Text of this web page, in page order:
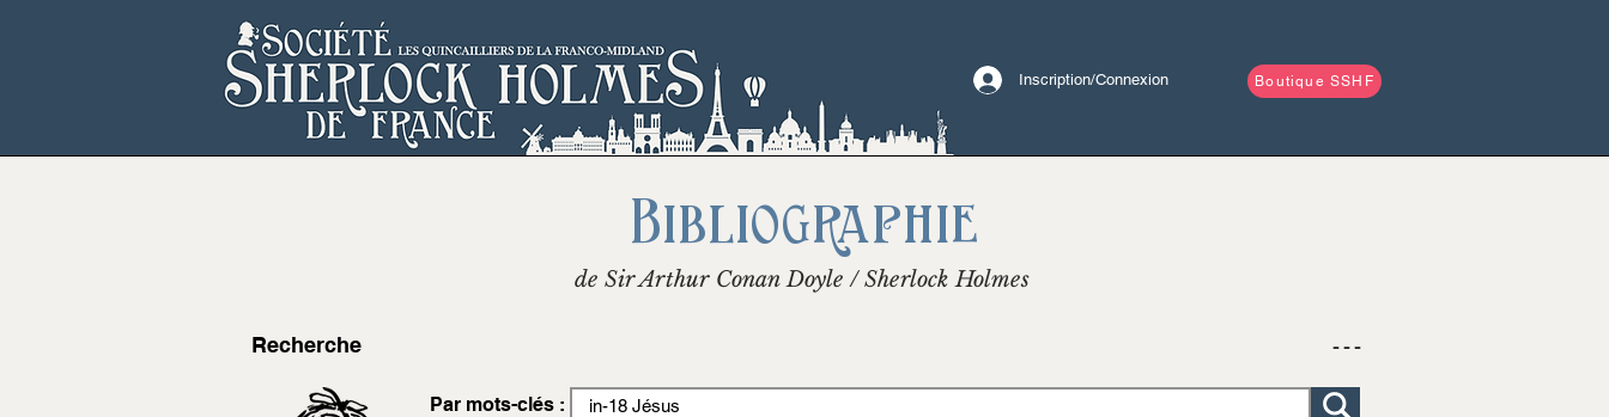
Boutique SSHF
Inscription/Connexion
Bibliographie
de Sir Arthur Conan Doyle / Sherlock Holmes
Recherche - - -
Par mots-clés :